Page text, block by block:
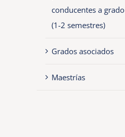
conducentes a grado
(1-2 semestres)
Grados asociados
Maestrías